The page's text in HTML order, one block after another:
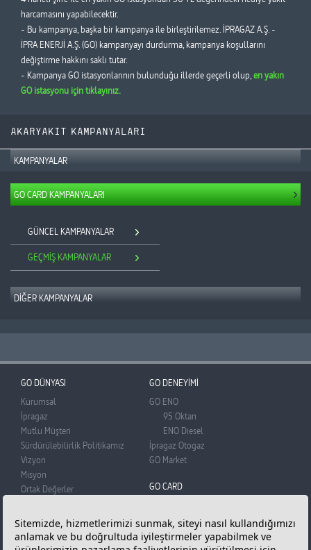
harcamasını yapabilecektir.
- Bu kampanya, başka bir kampanya ile birleştirilemez. İPRAGAZ A.Ş. -
İPRA ENERJİ A.Ş. (GO) kampanyayı durdurma, kampanya koşullarını
değiştirme hakkını saklı tutar.
- Kampanya GO istasyonlarının bulunduğu illerde geçerli olup, en yakın
GO istasyonu için tıklayınız.
AKARYAKIT KAMPANYALARI
KAMPANYALAR
GO CARD KAMPANYALARI
GÜNCEL KAMPANYALAR
GEÇMİŞ KAMPANYALAR
DİĞER KAMPANYALAR
GEÇMİŞ KAMPANYALAR
GO DÜNYASI
Kurumsal
İpragaz
Mutlu Müşteri
Sürdürülebilirlik Politikamız
Vizyon
Misyon
Ortak Değerler
Basın Odası
Reklam Filmi
Bilgi Toplumu Hizmetleri
GO DENEYİMİ
GO ENO
95 Oktan
ENO Diesel
İpragaz Otogaz
GO Market
GO CARD
Üye Olun
Puan Kazanın